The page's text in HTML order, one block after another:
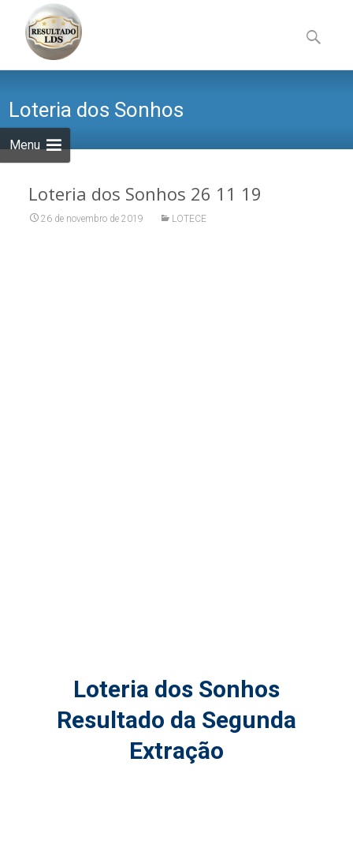
Menu
to
content
por:
Loteria dos Sonhos
Loteria dos Sonhos 26 11 19
26 de novembro de 2019 LOTECE
Loteria dos Sonhos
Resultado da Segunda
Extração